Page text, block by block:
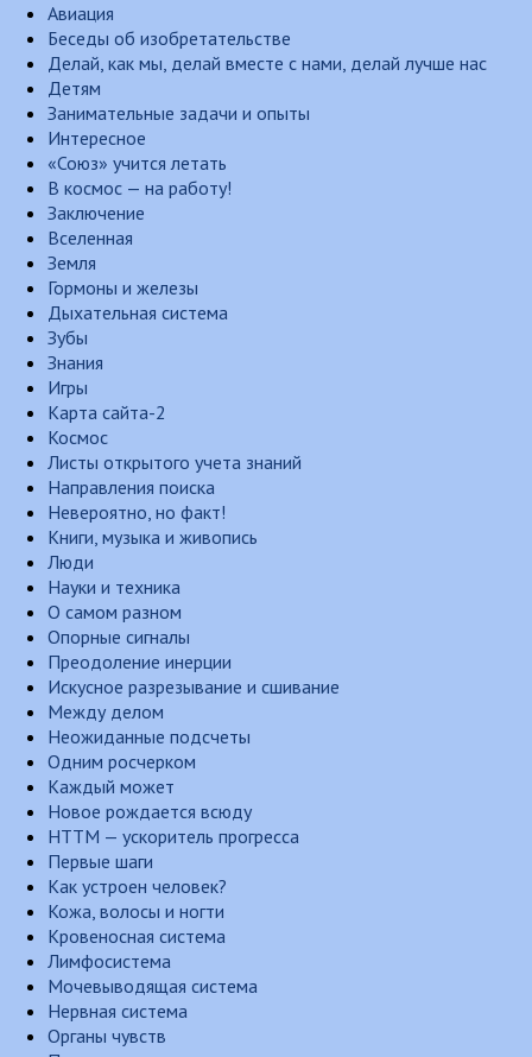
Авиация
Беседы об изобретательстве
Делай, как мы, делай вместе с нами, делай лучше нас
Детям
Занимательные задачи и опыты
Интересное
«Союз» учится летать
В космос — на работу!
Заключение
Вселенная
Земля
Гормоны и железы
Дыхательная система
Зубы
Знания
Игры
Карта сайта-2
Космос
Листы открытого учета знаний
Направления поиска
Невероятно, но факт!
Книги, музыка и живопись
Люди
Науки и техника
О самом разном
Опорные сигналы
Преодоление инерции
Искусное разрезывание и сшивание
Между делом
Неожиданные подсчеты
Одним росчерком
Каждый может
Новое рождается всюду
НТТМ — ускоритель прогресса
Первые шаги
Как устроен человек?
Кожа, волосы и ногти
Кровеносная система
Лимфосистема
Мочевыводящая система
Нервная система
Органы чувств